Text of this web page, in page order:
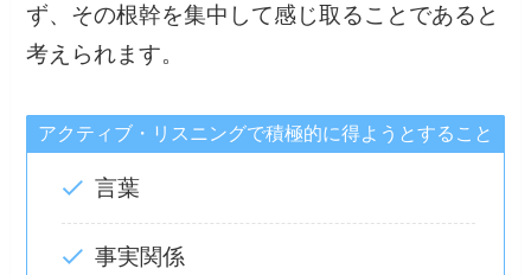
ず、その根幹を集中して感じ取ることであると
考えられます。
アクティブ・リスニングで積極的に得ようとすること
言葉
事実関係